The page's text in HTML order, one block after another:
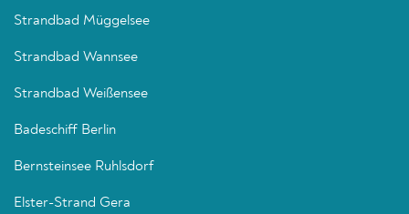
Strandbad Müggelsee
Strandbad Wannsee
Strandbad Weißensee
Badeschiff Berlin
Bernsteinsee Ruhlsdorf
Elster-Strand Gera